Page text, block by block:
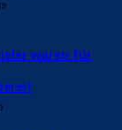
waren für